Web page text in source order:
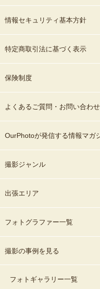
情報セキュリティ基本方針
特定商取引法に基づく表示
保険制度
よくあるご質問・お問い合わせ
OurPhotoが発信する情報マガ
撮影ジャンル
出張エリア
フォトグラファー一覧
撮影の事例を見る
フォトギャラリー一覧